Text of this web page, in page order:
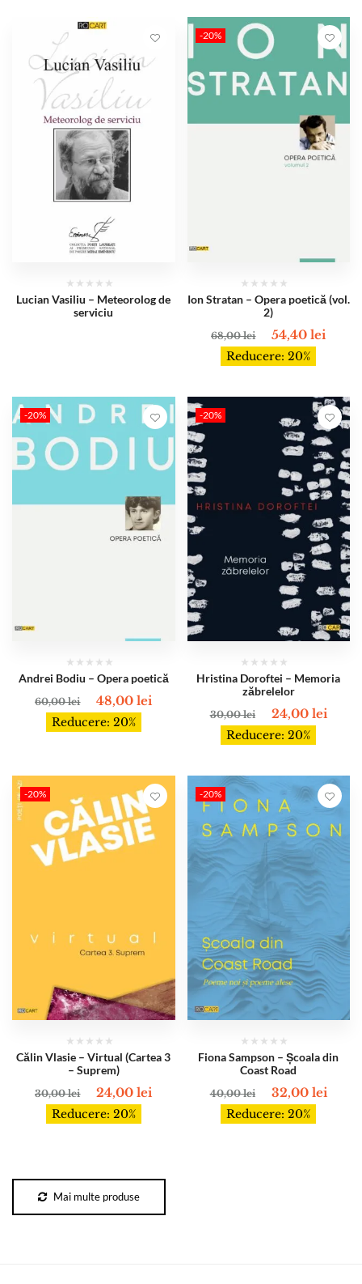
Lucian Vasiliu – Meteorolog de
serviciu
-20%
Ion Stratan – Opera poetică (vol.
2)
68,00lei 54,40lei
Reducere: 20%
-20%
Andrei Bodiu – Opera poetică
60,00lei 48,00lei
Reducere: 20%
-20%
Hristina Doroftei – Memoria
zăbrelelor
30,00lei 24,00 lei
Reducere: 20%
-20%
Călin Vlasie – Virtual (Cartea 3
– Suprem)
30,00lei 24,00lei
Reducere: 20%
-20%
Fiona Sampson – Școala din
Coast Road
40,00lei 32,00 lei
Reducere: 20%
Mai multe produse